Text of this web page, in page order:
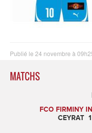
Publié le 24 novembre à
MATCHS
FCO FIRMINY
CEYRAT